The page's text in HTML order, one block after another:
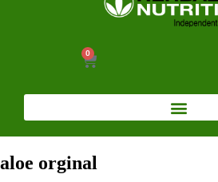
0
aloe orginal